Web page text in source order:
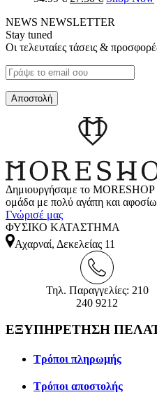
NEWS NEWSLETTER
Stay tuned
Οι τελευταίες τάσεις &
Δημιουργήσαμε το MORESHOP
ομάδα με πολύ αγάπη και
Γνώρισέ μας
ΦΥΣΙΚΟ ΚΑΤΑΣΤΗΜΑ
Αχαρναί, Δεκελείας 11
Τηλ. Παραγγελίες: 210
240 9212
ΕΞΥΠΗΡΕΤΗΣΗ
Τρόποι πληρωμής
Τρόποι αποστολής